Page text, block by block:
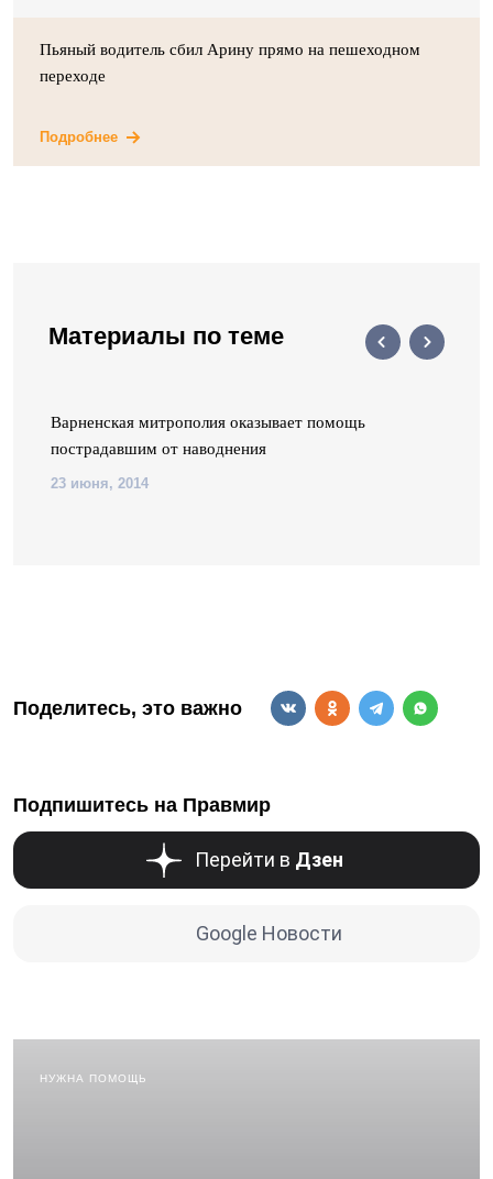
Пьяный водитель сбил Арину прямо на пешеходном
переходе
Подробнее
Материалы по теме
Варненская митрополия оказывает помощь
пострадавшим от наводнения
23 июня, 2014
Поделитесь, это важно
Подпишитесь на Правмир
Перейти в Дзен
Google Новости
НУЖНА ПОМОЩЬ